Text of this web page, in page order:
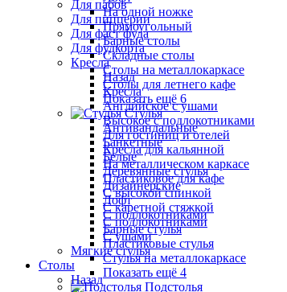
На одной ножке
Прямоугольный
Барные столы
Складные столы
Столы на металлокаркасе
Столы для летнего кафе
Показать ещё 6
Стулья
Антивандальные
Банкетные
Белые
Деревянные стулья
Дизайнерские
Лофт
С подлокотниками
Барные стулья
Пластиковые стулья
Стулья на металлокаркасе
Показать ещё 4
Подстолья
Для пабов
Для пиццерии
Для фаст фуда
Для фудкорта
Кресла
Назад
Кресла
Английское с ушами
Высокое с подлокотниками
Для гостиниц и отелей
Кресла для кальянной
На металлическом каркасе
Пластиковое для кафе
С высокой спинкой
С каретной стяжкой
С подлокотниками
С ушами
Мягкие стулья
Столы
Назад